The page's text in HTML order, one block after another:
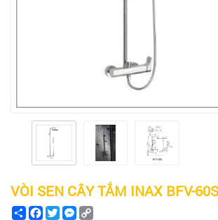
VÒI SEN CÂY TẮM INAX BFV-
ShareFacebook
TwitterMessenger